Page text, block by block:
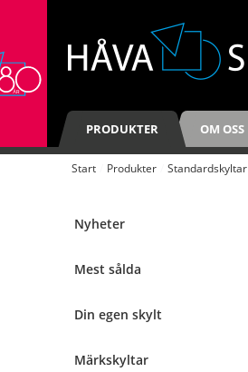
PRODUKTER OM OSS
Start Produkter Standardskyltar
Nyheter
Mest sålda
Din egen skylt
Märkskyltar